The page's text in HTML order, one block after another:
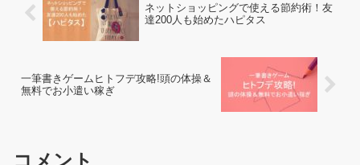
ネットショッピングで使える節約術！友
達200人も始めたハピタス
一筆書きゲームヒトフデ攻略!頭の体操＆
無料でお小遣い稼ぎ
コメント